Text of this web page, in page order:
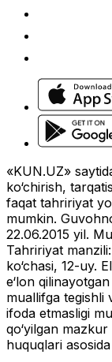
«KUN.UZ»
ko‘chirish,
faqat tahririyat
mumkin.
22.06.2015 yil.
Tahririyat
ko‘chasi, 12-uy.
e‘lon
muallifga tegishli
ifoda etmasligi
qo‘yilgan
huquqlari